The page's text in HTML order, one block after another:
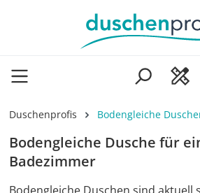
Zum Hauptinhalt springen
Duschenprofis Bodengleiche
Bodengleiche Dusche für
Badezimmer